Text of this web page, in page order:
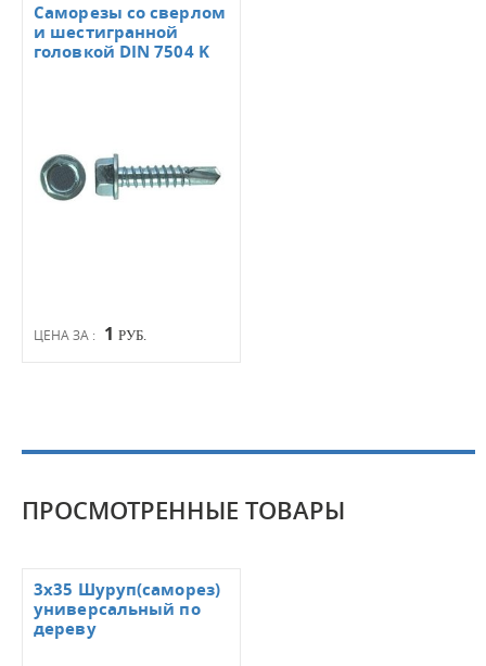
ЦЕНА ЗА : 1 РУБ.
Саморезы со сверлом
и шестигранной
головкой DIN 7504 K
ПРОСМОТРЕННЫЕ ТОВАРЫ
3х35 Шуруп(саморез)
универсальный по
дереву